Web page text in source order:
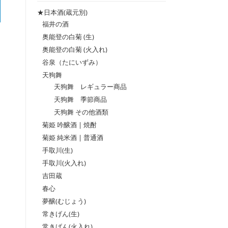
★日本酒(蔵元別)
福井の酒
奥能登の白菊 (生)
奥能登の白菊 (火入れ)
谷泉（たにいずみ）
天狗舞
天狗舞 レギュラー商品
天狗舞 季節商品
天狗舞 その他酒類
菊姫 吟醸酒 | 焼酎
菊姫 純米酒 | 普通酒
手取川(生)
手取川(火入れ)
吉田蔵
春心
夢醸(むじょう)
常きげん(生)